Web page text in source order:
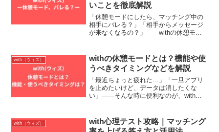
いことを徹底解説
「休憩モードにしたら、マッチング中の
相手にバレる？」「相手からメッセージ
が来なくなるの？」——withの休憩モー
休憩モードとは何か・何ができて何がで
きないか 休...
with（ウィズ）
withの休憩モードとは？機能や使
うべきタイミングなどを解説
「最近ちょっと疲れた…」「一旦アプリ
を止めたいけど、データは消したくな
い」――そんな時に便利なのが、withの
ールを非公開にする機能。すべての異性
を非公開にするので...
with（ウィズ）
with心理テスト攻略｜マッチング